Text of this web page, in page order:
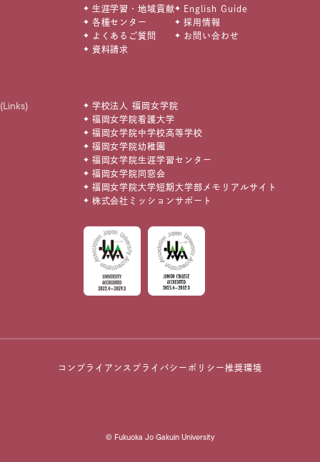
生涯学習・地域貢献
各種センター
よくあるご質問
資料請求
English Guide
採用情報
お問い合わせ
(Links)
学校法人 福岡女学院
福岡女学院看護大学
福岡女学院中学校高等学校
福岡女学院幼稚園
福岡女学院生涯学習センター
福岡女学院同窓会
福岡女学院大学短期大学部メモリアルサイト
株式会社ミッションサポート
コンプライアンス プライバシーポリシー推奨環境
© Fukuoka Jo Gakuin University